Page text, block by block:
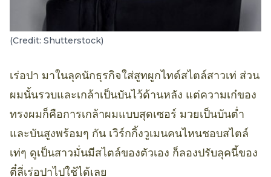
(Credit: Shutterstock)
เร่อปา มาในลุคนักธุรกิจใส่สูทผูกไทด์สไตล์สาวเท่ ส่วน
ผมนั้นรวบและเกล้าเป็นบันไว้ด้านหลัง แต่ความเก๋ของ
ทรงผมก็คือการเกล้าผมแบบสุดเซอร์ มวยเป็นบันต่ำ
และบันสูงพร้อมๆ กัน เวิร์กกิ้งวูเมนคนไหนชอบสไตล์
เท่ๆ ดูเป็นสาวมั่นมีสไตล์ของตัวเอง ก็ลองปรับลุคนี้ของ
ตี๋ลี่เร่อปาไปใช้ได้เลย